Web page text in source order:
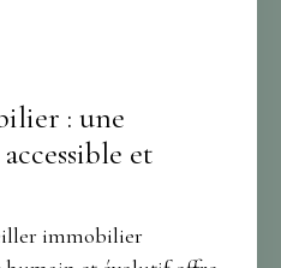
: une
et
immobilier